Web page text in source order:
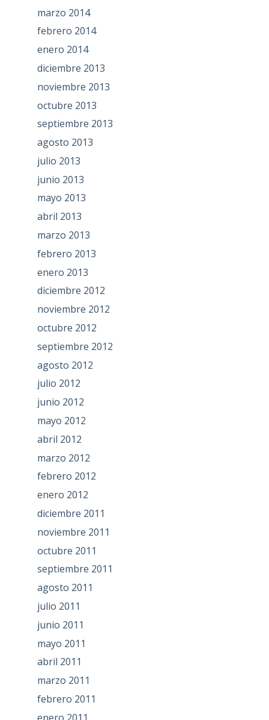
marzo 2014
febrero 2014
enero 2014
diciembre 2013
noviembre 2013
octubre 2013
septiembre 2013
agosto 2013
julio 2013
junio 2013
mayo 2013
abril 2013
marzo 2013
febrero 2013
enero 2013
diciembre 2012
noviembre 2012
octubre 2012
septiembre 2012
agosto 2012
julio 2012
junio 2012
mayo 2012
abril 2012
marzo 2012
febrero 2012
enero 2012
diciembre 2011
noviembre 2011
octubre 2011
septiembre 2011
agosto 2011
julio 2011
junio 2011
mayo 2011
abril 2011
marzo 2011
febrero 2011